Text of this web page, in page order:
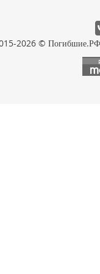
2026 © Погибшие.РФ